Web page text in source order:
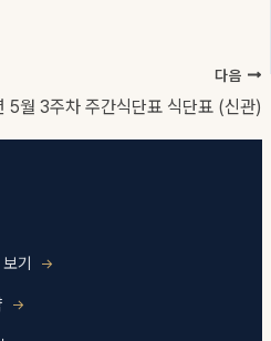
다음
5월 3주차 주간식단표 식단표 (신관)
기